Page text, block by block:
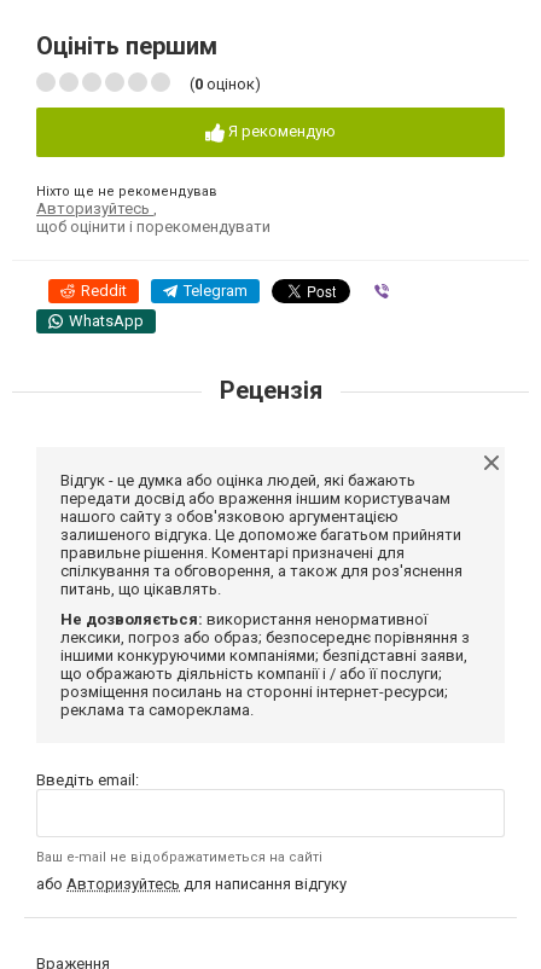
Оцініть першим
(0 оцінок)
Я рекомендую
Ніхто ще не рекомендував
Авторизуйтесь
щоб оцінити і порекомендувати
Reddit Telegram
WhatsApp
Рецензія
Відгук - це думка або оцінка людей, які бажають
передати досвід або враження іншим користувачам
нашого сайту з обов'язковою аргументацією
залишеного відгука. Це допоможе багатьом прийняти
правильне рішення. Коментарі призначені для
спілкування та обговорення, а також для роз'яснення
питань, що цікавлять.
Не дозволяється: використання ненормативної
лексики, погроз або образ; безпосереднє порівняння з
іншими конкуруючими компаніями; безпідставні заяви,
що ображають діяльність компанії і / або її послуги;
розміщення посилань на сторонні інтернет-ресурси;
реклама та самореклама.
Введіть email:
Ваш e-mail не відображатиметься на сайті
або Авторизуйтесь для написання відгуку
Враження